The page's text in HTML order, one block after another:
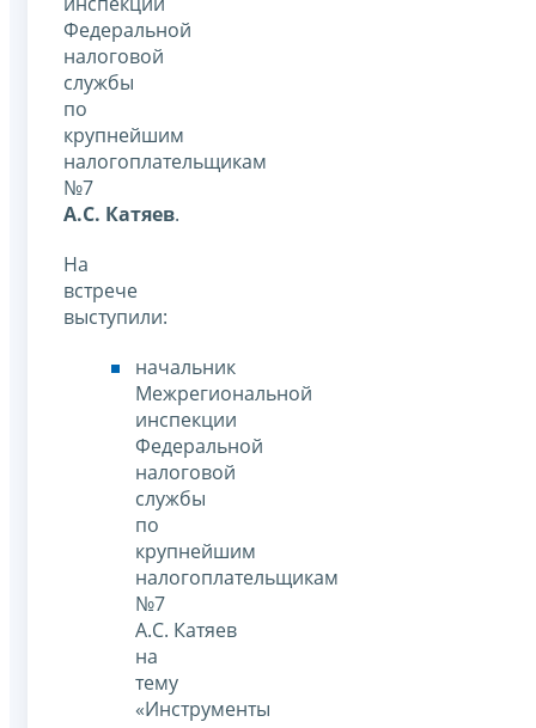
Федеральной
налоговой
службы
по
крупнейшим
налогоплательщикам
№7
А.С. Катяев.
На
встрече
выступили:
начальник
Межрегиональной
инспекции
Федеральной
налоговой
службы
по
крупнейшим
налогоплательщикам
№7
А.С. Катяев
на
тему
«Инструменты